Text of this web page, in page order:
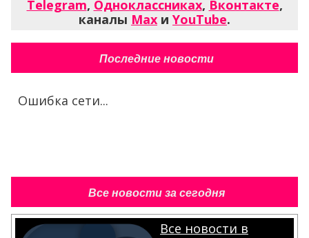
Telegram, Одноклассниках, Вконтакте,
каналы Max и YouTube.
Последние новости
Ошибка сети...
Все новости за сегодня
Все новости в